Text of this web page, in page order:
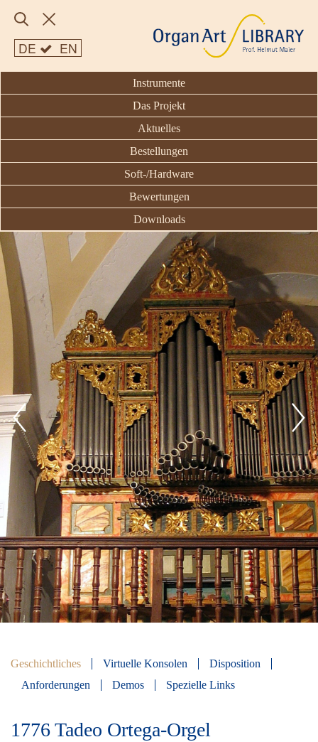
DE EN
Instrumente
Das Projekt
Aktuelles
Bestellungen
Soft-/Hardware
Bewertungen
Downloads
Geschichtliches Virtuelle Konsolen
Disposition
Anforderungen
Demos Spezielle Links
1776 Tadeo Ortega-Orgel